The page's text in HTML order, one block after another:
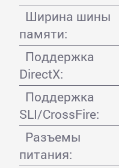
Ширина шины
памяти:
Поддержка
DirectX:
Поддержка
SLI/CrossFire:
Разъемы
питания: